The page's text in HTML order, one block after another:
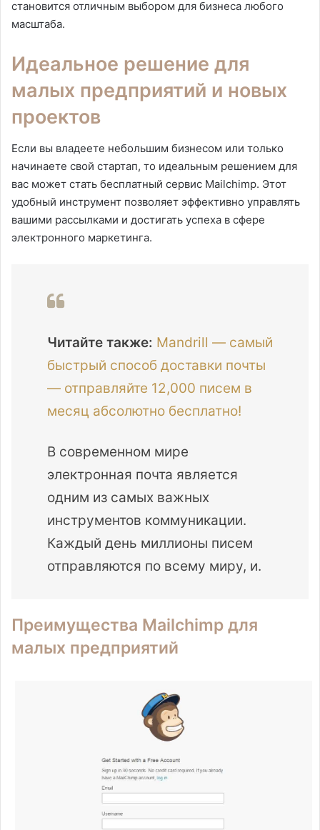
становится отличным выбором для бизнеса любого
масштаба.
Идеальное решение для
малых предприятий и новых
проектов
Если вы владеете небольшим бизнесом или только
начинаете свой стартап, то идеальным решением для
вас может стать бесплатный сервис Mailchimp. Этот
удобный инструмент позволяет эффективно управлять
вашими рассылками и достигать успеха в сфере
электронного маркетинга.
Читайте также: Mandrill — самый
быстрый способ доставки почты
— отправляйте 12,000 писем в
месяц абсолютно бесплатно!
В современном мире
электронная почта является
одним из самых важных
инструментов коммуникации.
Каждый день миллионы писем
отправляются по всему миру, и.
Преимущества Mailchimp для
малых предприятий